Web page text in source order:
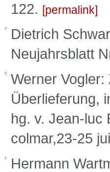
122.
permalink
Dietrich
Neujahrsblatt
Werner
Überlieferung,
hg. v. Jean-luc
colmar,23-25
Hermann